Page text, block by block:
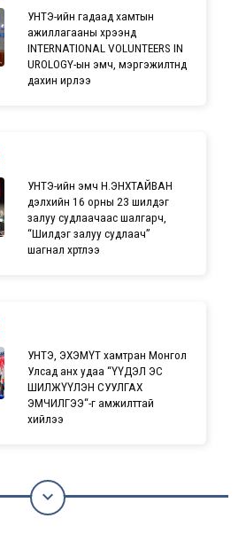
УНТЭ-ийн гадаад хамтын
ажиллагааны хүрээнд
INTERNATIONAL VOLUNTEERS IN
UROLOGY-ын эмч, мэргэжилтнүүд
дахин ирлээ
УНТЭ-ийн эмч Н.ЭНХТАЙВАН
дэлхийн 16 орны 23 шилдэг
залуу судлаачаас шалгарч,
“Шилдэг залуу судлаач”
шагнал хүртлээ
УНТЭ, ЭХЭМҮТ хамтран Монгол
Улсад анх удаа “ҮҮДЭЛ ЭС
ШИЛЖҮҮЛЭН СУУЛГАХ
ЭМЧИЛГЭЭ“-г амжилттай
хийлээ
